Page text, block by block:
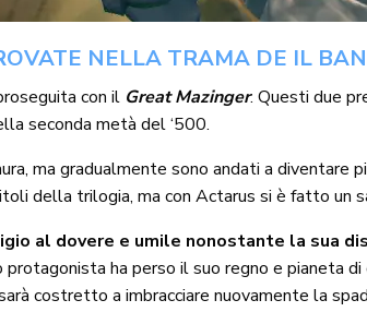
NELLA TRAMA DE IL
con il Great Mazinger. Questi due
seconda metà del ‘500.
ma gradualmente sono andati a diventare
della trilogia, ma con Actarus si è fatto un
al dovere e umile nonostante la sua
protagonista ha perso il suo regno e pianeta
costretto a imbracciare nuovamente la